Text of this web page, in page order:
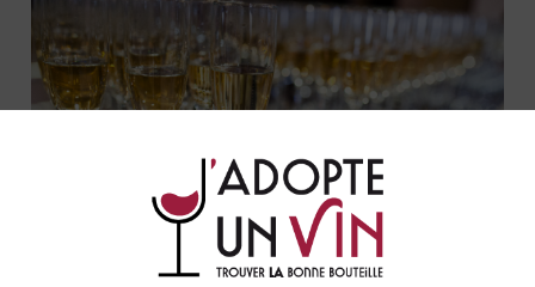
, symbole de célébration et d'élégance, est un
vin complexe qui requiert une certaine expertise pour être
apprécié à sa juste valeur. Mais
comment distinguer un bon
? Dans cet article, nous allons explorer les